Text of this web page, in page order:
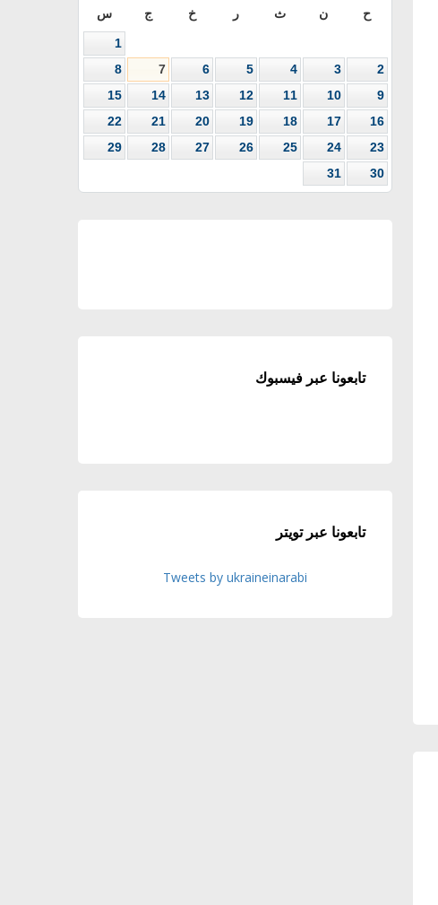
ح ن ث ر خ ج س
1
2
3
4
5
6
7
8
9
10
11
12
13
14
15
16
17
18
19
20
21
22
23
24
25
26
27
28
29
30
31
تابعونا عبر فيسبوك
تابعونا عبر تويتر
Tweets by ukraineinarabi